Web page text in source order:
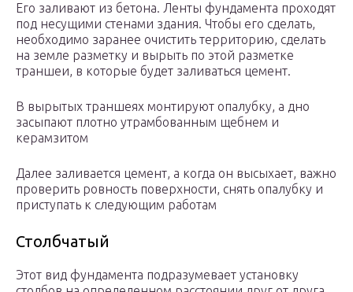
Его заливают из бетона. Ленты фундамента проходят
под несущими стенами здания. Чтобы его сделать,
необходимо заранее очистить территорию, сделать
на земле разметку и вырыть по этой разметке
траншеи, в которые будет заливаться цемент.
В вырытых траншеях монтируют опалубку, а дно
засыпают плотно утрамбованным щебнем и
керамзитом
Далее заливается цемент, а когда он высыхает, важно
проверить ровность поверхности, снять опалубку и
приступать к следующим работам
Столбчатый
Этот вид фундамента подразумевает установку